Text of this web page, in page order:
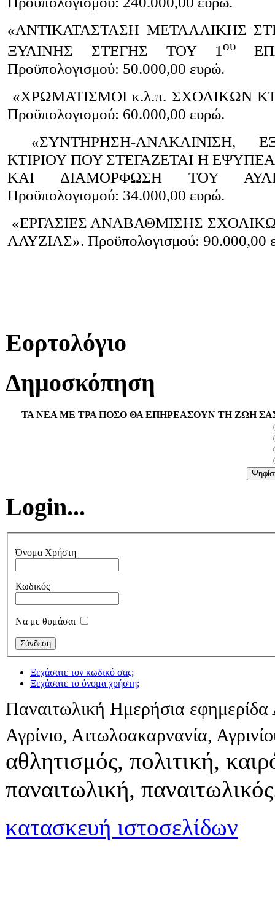
«ΑΝΤΙΚΑΤΑΣΤΑΣΗ ΜΕΤΑΛΛΙΚΗΣ
ΞΥΛΙΝΗΣ ΣΤΕΓΗΣ ΤΟΥ 1 ου
Προϋπολογισμού: 50.000,00 ευρώ.
«ΧΡΩΜΑΤΙΣΜΟΙ κ.λ.π. ΣΧΟΛΙΚΩΝ
Προϋπολογισμού: 60.000,00 ευρώ.
«ΣΥΝΤΗΡΗΣΗ-ΑΝΑΚΑΙΝΙΣΗ,
ΚΤΙΡΙΟΥ ΠΟΥ ΣΤΕΓΑΖΕΤΑΙ Η
ΚΑΙ ΔΙΑΜΟΡΦΩΣΗ ΤΟΥ
Προϋπολογισμού: 34.000,00 ευρώ.
«ΕΡΓΑΣΙΕΣ ΑΝΑΒΑΘΜΙΣΗΣ
ΑΛΥΖΙΑΣ». Προϋπολογισμού:
Εορτολόγιο
Δημοσκόπηση
ΤΑ ΝΕΑ ΜΕ ΤΡΑ ΠΟΣΟ ΘΑ ΕΠΗΡΕΑΣΟΥΝ ΤΗ ΖΩΗ
Login...
Όνομα Χρήστη
Κωδικός
Να με θυμάσαι
Ξεχάσατε τον κωδικό σας;
Ξεχάσατε το όνομα χρήστη;
Παναιτωλική Ημερήσια εφημερίδα
Αγρίνιο, Αιτωλοακαρνανία,
αθλητισμός, πολιτική,
παναιτωλική,
κατασκευή ιστοσελίδων